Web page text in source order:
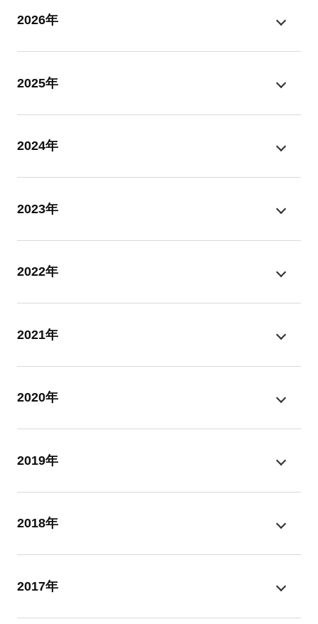
2026年
2025年
2024年
2023年
2022年
2021年
2020年
2019年
2018年
2017年